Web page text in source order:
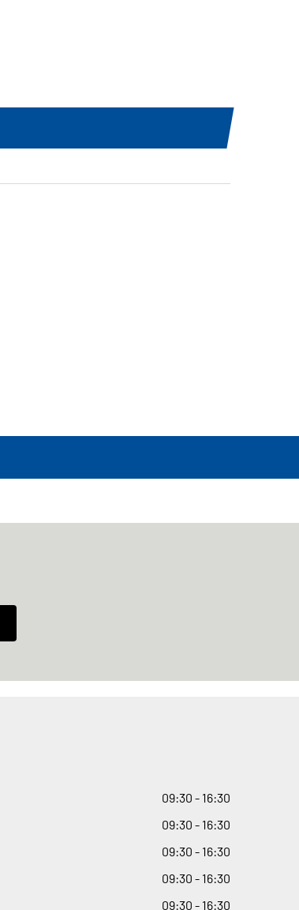
09:30 - 16:30
09:30 - 16:30
09:30 - 16:30
09:30 - 16:30
09:30 - 16:30